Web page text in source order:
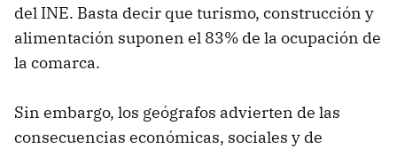
del INE. Basta decir que turismo, construcción y
alimentación suponen el 83% de la ocupación de
la comarca.
Sin embargo, los geógrafos advierten de las
consecuencias económicas, sociales y de